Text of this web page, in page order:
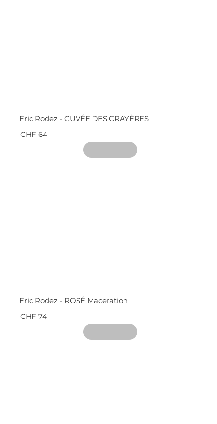
Eric Rodez - CUVÉE DES CRAYÈRES
CHF 64
Eric Rodez - ROSÉ Maceration
CHF 74